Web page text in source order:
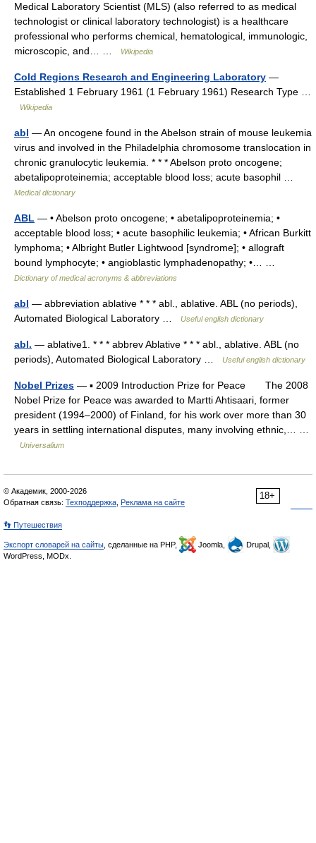
Medical Laboratory Scientist (MLS) (also referred to as medical
technologist or clinical laboratory technologist) is a healthcare
professional who performs chemical, hematological, immunologic,
microscopic, and… …
Wikipedia
Cold Regions Research and Engineering Laboratory —
Established 1 February 1961 (1 February 1961) Research Type …
Wikipedia
abl — An oncogene found in the Abelson strain of mouse leukemia
virus and involved in the Philadelphia chromosome translocation in
chronic granulocytic leukemia. * * * Abelson proto oncogene;
abetalipoproteinemia; acceptable blood loss; acute basophil …
Medical dictionary
ABL — • Abelson proto oncogene; • abetalipoproteinemia; •
acceptable blood loss; • acute basophilic leukemia; • African Burkitt
lymphoma; • Albright Butler Lightwood [syndrome]; • allograft
bound lymphocyte; • angioblastic lymphadenopathy; •… …
Dictionary of medical acronyms & abbreviations
abl — abbreviation ablative * * * abl., ablative. ABL (no periods),
Automated Biological Laboratory …
Useful english dictionary
abl. — ablative1. * * * abbrev Ablative * * * abl., ablative. ABL (no
periods), Automated Biological Laboratory …
Useful english dictionary
Nobel Prizes — ▪ 2009 Introduction Prize for Peace The 2008
Nobel Prize for Peace was awarded to Martti Ahtisaari, former
president (1994–2000) of Finland, for his work over more than 30
years in settling international disputes, many involving ethnic,… …
Universalium
18+
© Академик, 2000-2026
Обратная связь: Техподдержка Реклама на сайте
👣 Путешествия
Экспорт словарей на сайты , сделанные на PHP, Joomla,
Drupal,
WordPress, MODx.